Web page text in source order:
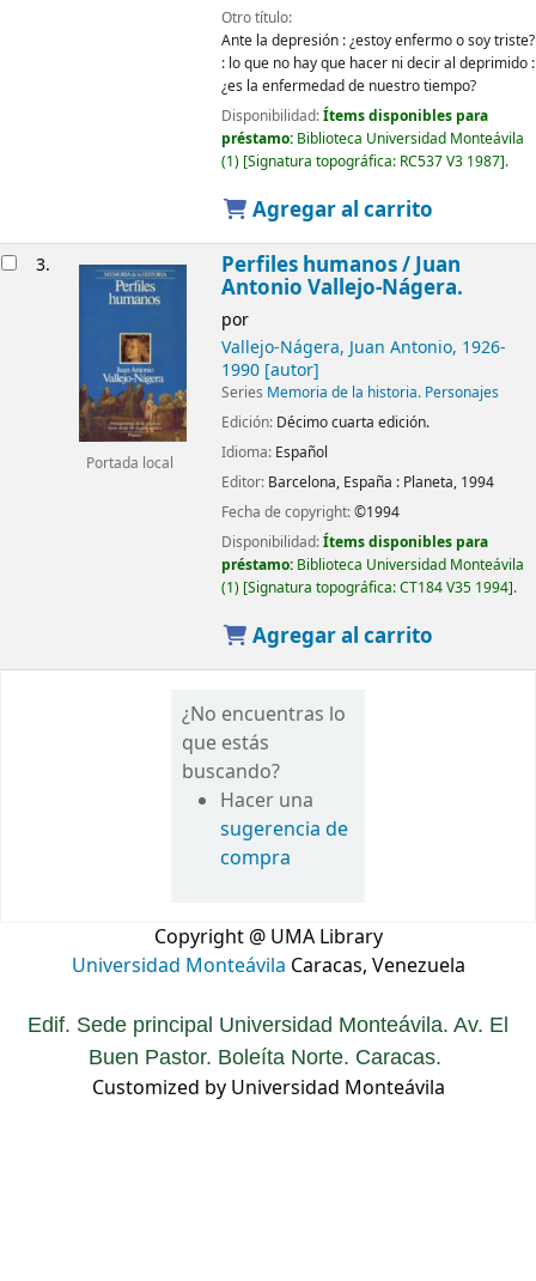
Otro título:
Ante la depresión : ¿estoy enfermo o soy triste?
: lo que no hay que hacer ni decir al deprimido :
¿es la enfermedad de nuestro tiempo?
Disponibilidad:Ítems disponibles para
préstamo: Biblioteca Universidad Monteávila
(1) Signatura topográfica: RC537 V3 1987 .
Agregar al carrito
3.
Portada local
Perfiles humanos /Juan
Antonio Vallejo-Nágera.
por
Vallejo-Nágera, Juan Antonio, 1926-
1990[autor]
Series Memoria de la historia. Personajes
Edición: Décimo cuarta edición.
Idioma: Español
Editor: Barcelona, España : Planeta, 1994
Fecha de copyright:©1994
Disponibilidad:Ítems disponibles para
préstamo: Biblioteca Universidad Monteávila
(1) Signatura topográfica:CT184 V35 1994 .
Agregar al carrito
¿No encuentras lo
que estás
buscando?
Hacer una
sugerencia de
compra
Copyright @ UMA Library
Universidad Monteávila Caracas, Venezuela
Edif. Sede principal Universidad Monteávila. Av. El
Buen Pastor. Boleíta Norte. Caracas.
Customized by Universidad Monteávila